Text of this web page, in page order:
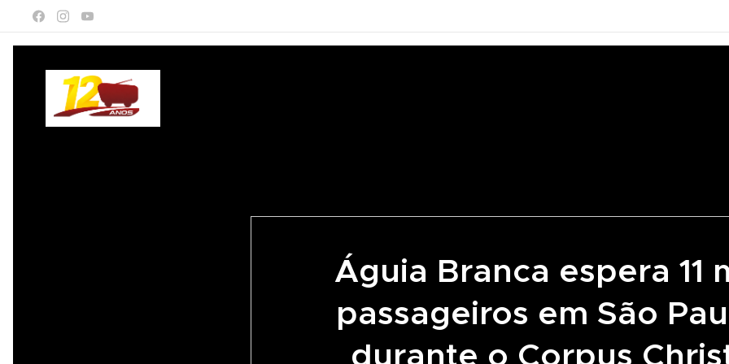
Águia Branca espera 11
passageiros em São
durante o Corpus